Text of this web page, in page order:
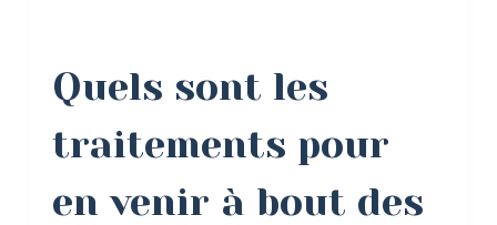
Quels sont les
traitements pour
en venir à bout des